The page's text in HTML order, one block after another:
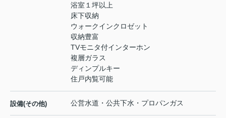
浴室１坪以上
床下収納
ウォークインクロゼット
収納豊富
TVモニタ付インターホン
複層ガラス
ディンプルキー
住戸内覧可能
設備(その他) 公営水道・公共下水・プロパンガス